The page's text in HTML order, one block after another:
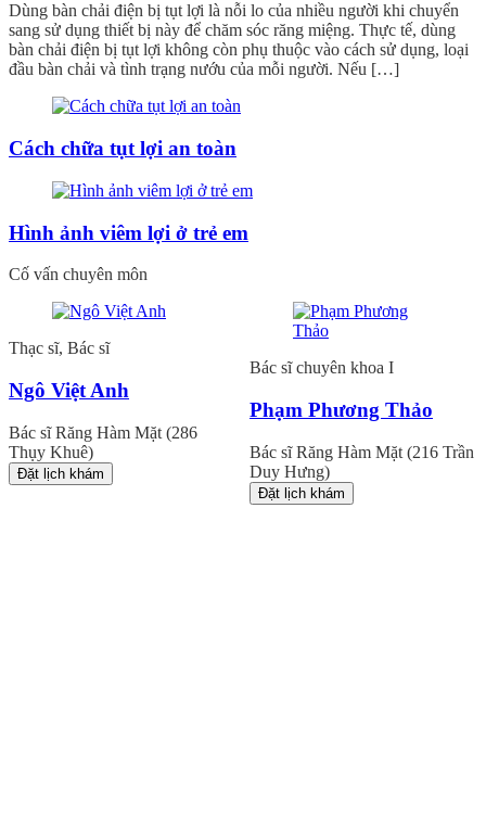
Dùng bàn chải điện bị tụt lợi là nỗi lo của nhiều người khi chuyển
sang sử dụng thiết bị này để chăm sóc răng miệng. Thực tế, dùng
bàn chải điện bị tụt lợi không còn phụ thuộc vào cách sử dụng, loại
đầu bàn chải và tình trạng nướu của mỗi người. Nếu […]
Cách chữa tụt lợi an toàn
Hình ảnh viêm lợi ở trẻ em
Cố vấn chuyên môn
Thạc sĩ, Bác sĩ
Ngô Việt Anh
Bác sĩ Răng Hàm Mặt (286
Thụy Khuê)
Đặt lịch khám
Bác sĩ chuyên khoa I
Phạm Phương Thảo
Bác sĩ Răng Hàm Mặt (216 Trần
Duy Hưng)
Đặt lịch khám